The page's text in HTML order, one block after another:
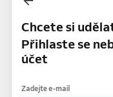
Chcete si
Přihlaste se
účet
Zadejte e-mail